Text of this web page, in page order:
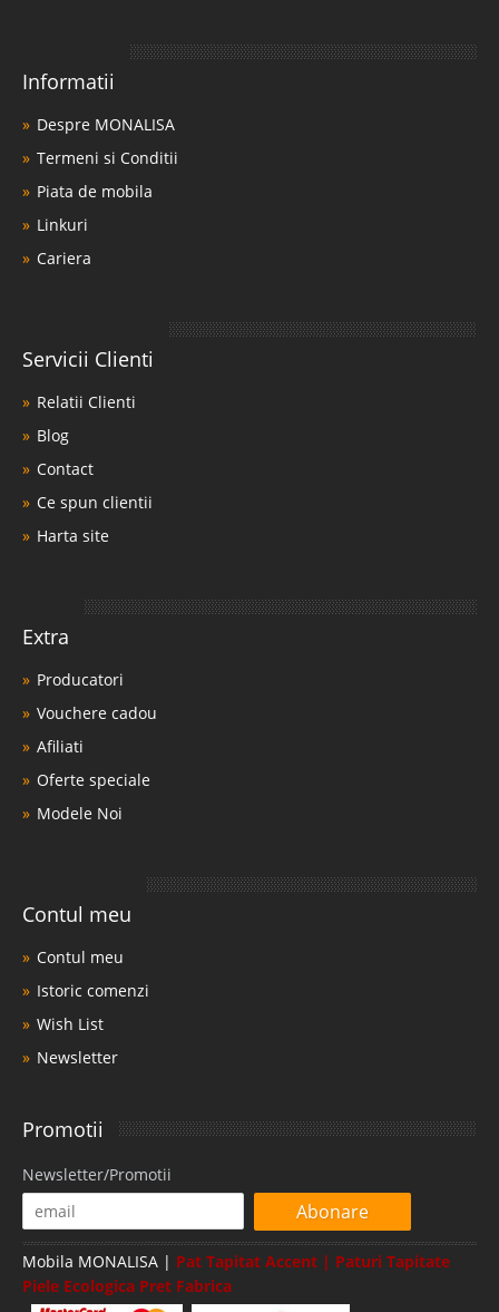
Informatii
Despre MONALISA
Termeni si Conditii
Piata de mobila
Linkuri
Cariera
Servicii Clienti
Relatii Clienti
Blog
Contact
Ce spun clientii
Harta site
Extra
Producatori
Vouchere cadou
Afiliati
Oferte speciale
Modele Noi
Contul meu
Contul meu
Istoric comenzi
Wish List
Newsletter
Promotii
Newsletter/Promotii
Abonare
Mobila MONALISA | Pat Tapitat Accent | Paturi Tapitate
Piele Ecologica Pret Fabrica